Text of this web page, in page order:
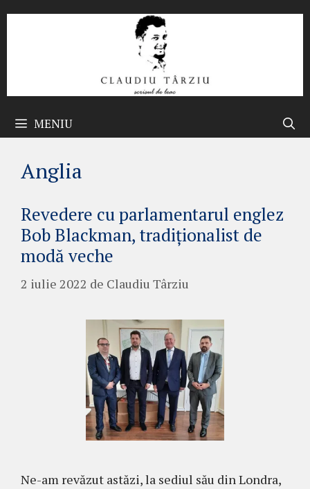
MENIU
Anglia
Revedere cu parlamentarul englez
Bob Blackman, tradiționalist de
modă veche
2 iulie 2022 de Claudiu Târziu
Ne-am revăzut astăzi, la sediul său din Londra,